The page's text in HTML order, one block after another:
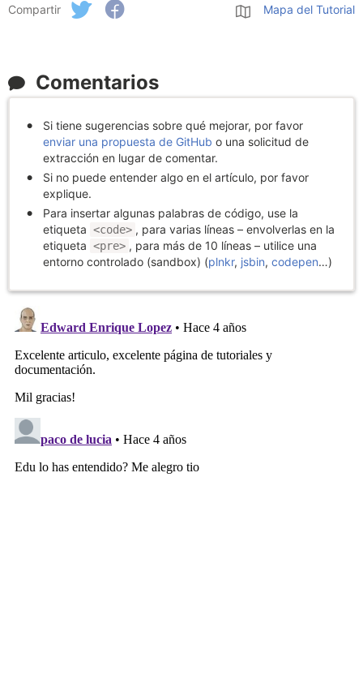
Compartir Mapa del Tutorial
Comentarios
Si tiene sugerencias sobre qué mejorar, por favor
enviar una propuesta de GitHub o una solicitud de
extracción en lugar de comentar.
Si no puede entender algo en el artículo, por favor
explique.
Para insertar algunas palabras de código, use la
etiqueta <code> , para varias líneas – envolverlas en la
etiqueta <pre> , para más de 10 líneas – utilice una
entorno controlado (sandbox) (plnkr, jsbin, codepen…)